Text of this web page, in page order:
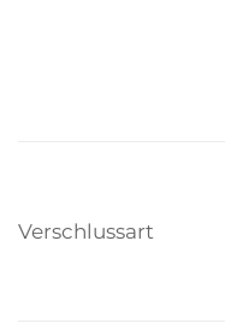
Verschlussart